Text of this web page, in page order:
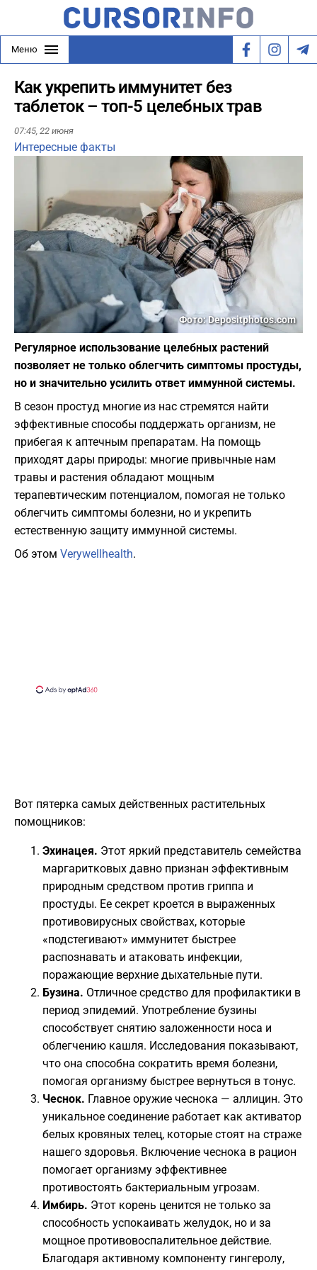
Меню
Как укрепить иммунитет без
таблеток – топ-5 целебных трав
07:45, 22 июня
Интересные факты
Фото: Depositphotos.com
Регулярное использование целебных растений
позволяет не только облегчить симптомы простуды,
но и значительно усилить ответ иммунной системы.
​В сезон простуд многие из нас стремятся найти
эффективные способы поддержать организм, не
прибегая к аптечным препаратам. На помощь
приходят дары природы: многие привычные нам
травы и растения обладают мощным
терапевтическим потенциалом, помогая не только
облегчить симптомы болезни, но и укрепить
естественную защиту иммунной системы.
Об этом Verywellhealth.
​Вот пятерка самых действенных растительных
помощников:
Эхинацея. Этот яркий представитель семейства
маргаритковых давно признан эффективным
природным средством против гриппа и
простуды. Ее секрет кроется в выраженных
противовирусных свойствах, которые
«подстегивают» иммунитет быстрее
распознавать и атаковать инфекции,
поражающие верхние дыхательные пути.
Бузина. Отличное средство для профилактики в
период эпидемий. Употребление бузины
способствует снятию заложенности носа и
облегчению кашля. Исследования показывают,
что она способна сократить время болезни,
помогая организму быстрее вернуться в тонус.
Чеснок. Главное оружие чеснока — аллицин. Это
уникальное соединение работает как активатор
белых кровяных телец, которые стоят на страже
нашего здоровья. Включение чеснока в рацион
помогает организму эффективнее
противостоять бактериальным угрозам.
Имбирь. Этот корень ценится не только за
способность успокаивать желудок, но и за
мощное противовоспалительное действие.
Благодаря активному компоненту гингеролу,